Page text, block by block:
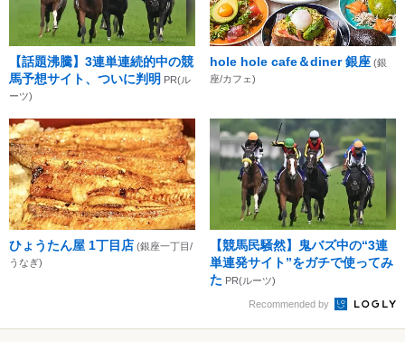
【話題沸騰】3連単連続的中の競
馬予想サイト、ついに判明 PR(ル
ーツ)
hole hole cafe＆diner 銀座 (銀
座/カフェ)
ひょうたん屋 1丁目店 (銀座一丁目/
うなぎ)
【競馬民騒然】鬼バズ中の“3連
単連発サイト”をガチで使ってみ
た PR(ルーツ)
Recommended by